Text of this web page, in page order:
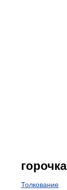
горочка
Толкование